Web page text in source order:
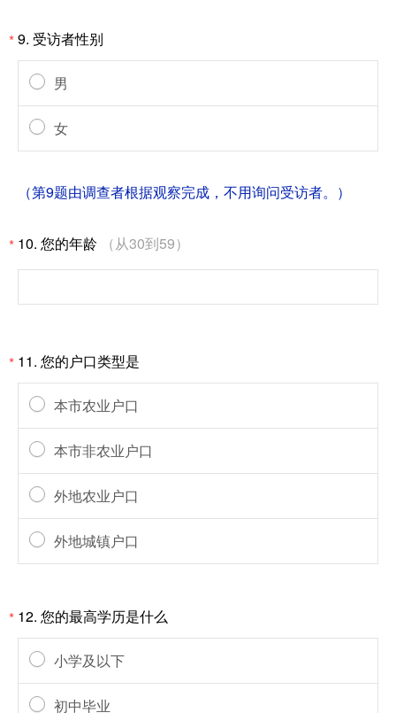
*9. 受访者性别
男
女
（第9题由调查者根据观察完成，不用询问受访者。）
* 10. 您的年龄 （从30到59）
* 11. 您的户口类型是
本市农业户口
本市非农业户口
外地农业户口
外地城镇户口
* 12. 您的最高学历是什么
小学及以下
初中毕业